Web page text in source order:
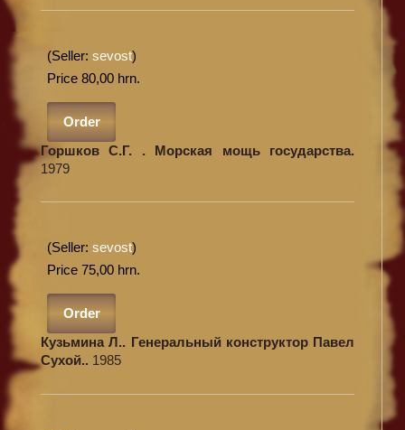
(Seller: sevost)
Price 80,00 hrn.
Order
Горшков С.Г. . Морская мощь государства.
1979
(Seller: sevost)
Price 75,00 hrn.
Order
Кузьмина Л.. Генеральный конструктор Павел
Сухой.. 1985